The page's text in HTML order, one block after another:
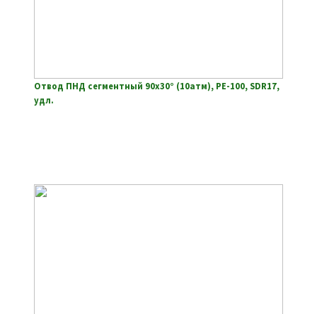
Отвод ПНД сегментный 90х30° (10атм), РЕ-100, SDR17,
удл.